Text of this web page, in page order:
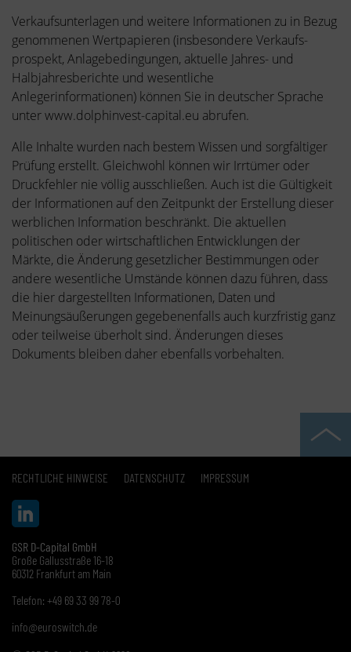
Verkaufsunterlagen und weitere Informationen zu in Bezug
genommenen Wertpapieren (insbesondere Verkaufs-
prospekt, Anlagebedingungen, aktuelle Jahres- und
Halbjahresberichte und wesentliche
Anlegerinformationen) können Sie in deutscher Sprache
unter www.dolphinvest-capital.eu abrufen.
Alle Inhalte wurden nach bestem Wissen und sorgfältiger
Prüfung erstellt. Gleichwohl können wir Irrtümer oder
Druckfehler nie völlig ausschließen. Auch ist die Gültigkeit
der Informationen auf den Zeitpunkt der Erstellung dieser
werblichen Information beschränkt. Die aktuellen
politischen oder wirtschaftlichen Entwicklungen der
Märkte, die Änderung gesetzlicher Bestimmungen oder
andere wesentliche Umstände können dazu führen, dass
die hier dargestellten Informationen, Daten und
Meinungsäußerungen gegebenenfalls auch kurzfristig ganz
oder teilweise überholt sind. Änderungen dieses
Dokuments bleiben daher ebenfalls vorbehalten.
RECHTLICHE HINWEISE DATENSCHUTZ IMPRESSUM
GSR D-Capital GmbH
Große Gallusstraße 16-18
60312 Frankfurt am Main
Telefon: +49 69 33 99 78-0
info@euroswitch.de